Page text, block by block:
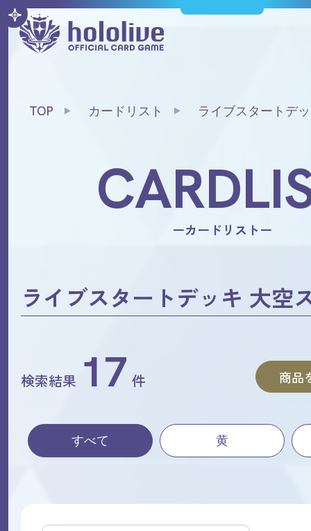
TOP カードリスト ライブスタートデ
ーカードリストー
ライブスタートデッキ 大空
検索結果 17 件 商品
すべて 黄